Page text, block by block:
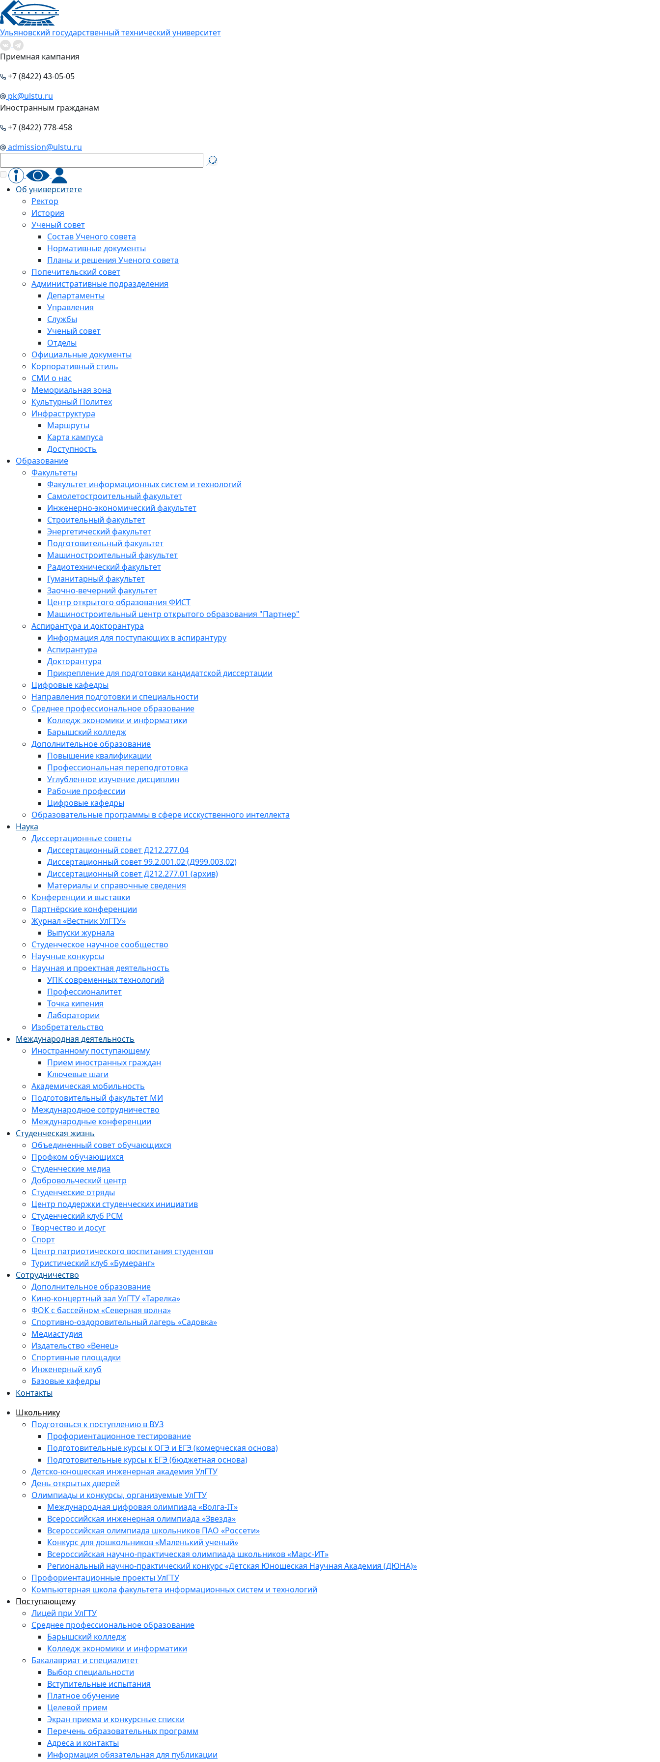
Ульяновский государственный технический университет
Приемная кампания
+7 (8422) 43-05-05
pk@ulstu.ru
Иностранным гражданам
+7 (8422) 778-458
admission@ulstu.ru
Об университете
Ректор
История
Ученый совет
Состав Ученого совета
Нормативные документы
Планы и решения Ученого совета
Попечительский совет
Административные подразделения
Департаменты
Управления
Службы
Ученый совет
Отделы
Официальные документы
Корпоративный стиль
СМИ о нас
Мемориальная зона
Культурный Политех
Инфраструктура
Маршруты
Карта кампуса
Доступность
Образование
Факультеты
Факультет информационных систем и технологий
Самолетостроительный факультет
Инженерно-экономический факультет
Строительный факультет
Энергетический факультет
Подготовительный факультет
Машиностроительный факультет
Радиотехнический факультет
Гуманитарный факультет
Заочно-вечерний факультет
Центр открытого образования ФИСТ
Машиностроительный центр открытого образования "Партнер"
Аспирантура и докторантура
Информация для поступающих в аспирантуру
Аспирантура
Докторантура
Прикрепление для подготовки кандидатской диссертации
Цифровые кафедры
Направления подготовки и специальности
Среднее профессиональное образование
Колледж экономики и информатики
Барышский колледж
Дополнительное образование
Повышение квалификации
Профессиональная переподготовка
Углубленное изучение дисциплин
Рабочие профессии
Цифровые кафедры
Образовательные программы в сфере исскуственного интеллекта
Наука
Диссертационные советы
Диссертационный совет Д212.277.04
Диссертационный совет 99.2.001.02 (Д999.003.02)
Диссертационный совет Д212.277.01 (архив)
Материалы и справочные сведения
Конференции и выставки
Партнёрские конференции
Журнал «Вестник УлГТУ»
Выпуски журнала
Студенческое научное сообщество
Научные конкурсы
Научная и проектная деятельность
УПК современных технологий
Профессионалитет
Точка кипения
Лаборатории
Изобретательство
Международная деятельность
Иностранному поступающему
Прием иностранных граждан
Ключевые шаги
Академическая мобильность
Подготовительный факультет МИ
Международное сотрудничество
Международные конференции
Студенческая жизнь
Объединенный совет обучающихся
Профком обучающихся
Студенческие медиа
Добровольческий центр
Студенческие отряды
Центр поддержки студенческих инициатив
Студенческий клуб РСМ
Творчество и досуг
Спорт
Центр патриотического воспитания студентов
Туристический клуб «Бумеранг»
Сотрудничество
Дополнительное образование
Кино-концертный зал УлГТУ «Тарелка»
ФОК с бассейном «Северная волна»
Спортивно-оздоровительный лагерь «Садовка»
Медиастудия
Издательство «Венец»
Спортивные площадки
Инженерный клуб
Базовые кафедры
Контакты
Школьнику
Подготовься к поступлению в ВУЗ
Профориентационное тестирование
Подготовительные курсы к ОГЭ и ЕГЭ (комерческая основа)
Подготовительные курсы к ЕГЭ (бюджетная основа)
Детско-юношеская инженерная академия УлГТУ
День открытых дверей
Олимпиады и конкурсы, организуемые УлГТУ
Международная цифровая олимпиада «Волга-IT»
Всероссийская инженерная олимпиада «Звезда»
Всероссийская олимпиада школьников ПАО «Россети»
Конкурс для дошкольников «Маленький ученый»
Всероссийская научно-практическая олимпиада школьников «Марс-ИТ»
Региональный научно-практический конкурс «Детская Юношеская Научная Академия (ДЮНА)»
Профориентационные проекты УлГТУ
Компьютерная школа факультета информационных систем и технологий
Поступающему
Лицей при УлГТУ
Среднее профессиональное образование
Барышский колледж
Колледж экономики и информатики
Бакалавриат и специалитет
Выбор специальности
Вступительные испытания
Платное обучение
Целевой прием
Экран приема и конкурсные списки
Перечень образовательных программ
Адреса и контакты
Информация обязательная для публикации